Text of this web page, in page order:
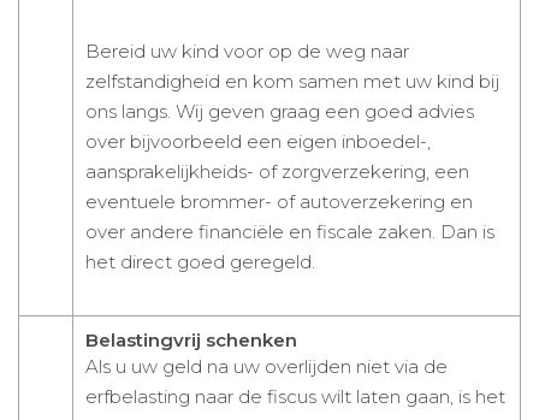
Bereid uw kind voor op de weg naar
zelfstandigheid en kom samen met uw kind bij
ons langs. Wij geven graag een goed advies
over bijvoorbeeld een eigen inboedel-,
aansprakelijkheids- of zorgverzekering, een
eventuele brommer- of autoverzekering en
over andere financiële en fiscale zaken. Dan is
het direct goed geregeld.
Belastingvrij schenken
Als u uw geld na uw overlijden niet via de
erfbelasting naar de fiscus wilt laten gaan, is het